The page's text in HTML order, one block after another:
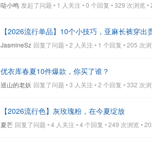
哒小鸣 发起了问题 • 1 人关注 • 0 个回复 • 329 次浏览
【2026流行单品】10个小技巧，亚麻长裤穿出
JasmineSz 回复了问题 • 2 人关注 • 1 个回复 • 205 次
优衣库春夏10件爆款，你买了谁？
巡山的老妖 回复了问题 • 3 人关注 • 2 个回复 • 332 次
【2026流行色】灰玫瑰粉，在今夏绽放
夏芒 回复了问题 • 4 人关注 • 4 个回复 • 249 次浏览 •